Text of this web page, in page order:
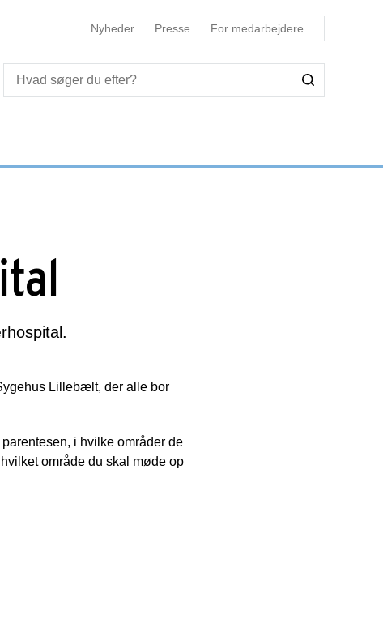
Nyheder Presse For medarbejdere
Lillebælt, der alle bor
i hvilke områder de
område du skal møde op